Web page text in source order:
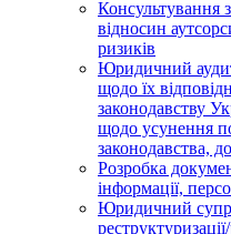
Консультування
відносин
ризиків
Юридичний
щодо їх
законодавству
щодо усунення
законодавства,
Розробка
інформації,
Юридичний